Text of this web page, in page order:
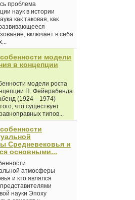
проблема
наук в истории
как таковая, как
включает в себя
модели
в концепции
модели роста
П. Фейерабенда
(1924—1974)
что существует
типов...
Средневековья и
основными...
атмосферы
и кто являлся
науки Эпоху